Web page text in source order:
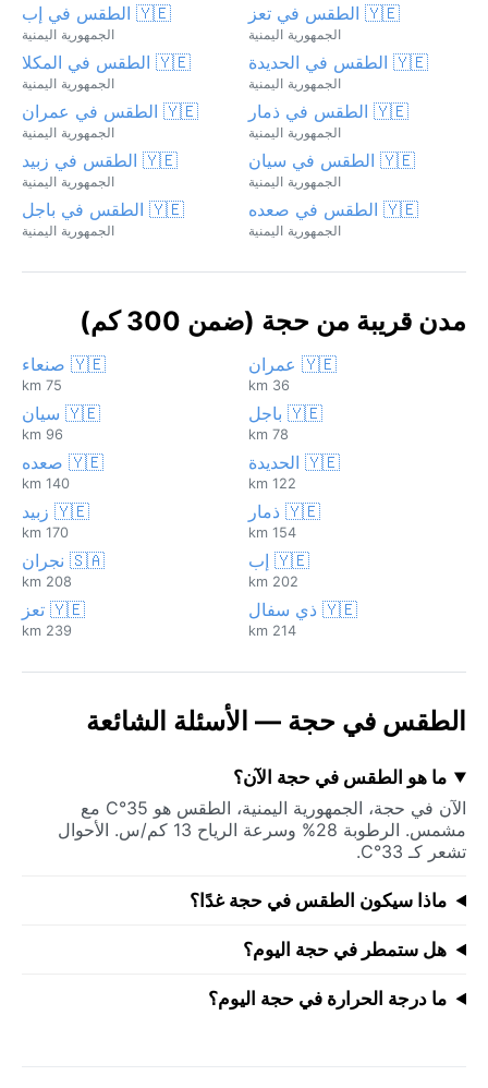
🇾🇪 الطقس في تعز
الجمهورية اليمنية
🇾🇪 الطقس في إب
الجمهورية اليمنية
🇾🇪 الطقس في الحديدة
الجمهورية اليمنية
🇾🇪 الطقس في المكلا
الجمهورية اليمنية
🇾🇪 الطقس في ذمار
الجمهورية اليمنية
🇾🇪 الطقس في عمران
الجمهورية اليمنية
🇾🇪 الطقس في سيان
الجمهورية اليمنية
🇾🇪 الطقس في زبيد
الجمهورية اليمنية
🇾🇪 الطقس في صعده
الجمهورية اليمنية
🇾🇪 الطقس في باجل
الجمهورية اليمنية
مدن قريبة من حجة (ضمن 300 كم)
🇾🇪 عمران
36 km
🇾🇪 صنعاء
75 km
🇾🇪 باجل
78 km
🇾🇪 سيان
96 km
🇾🇪 الحديدة
122 km
🇾🇪 صعده
140 km
🇾🇪 ذمار
154 km
🇾🇪 زبيد
170 km
🇾🇪 إب
202 km
🇸🇦 نجران
208 km
🇾🇪 ذي سفال
214 km
🇾🇪 تعز
239 km
الطقس في حجة — الأسئلة الشائعة
ما هو الطقس في حجة الآن؟
الآن في حجة، الجمهورية اليمنية، الطقس هو 35°C مع
مشمس. الرطوبة 28% وسرعة الرياح 13 كم/س. الأحوال
تشعر كـ 33°C.
ماذا سيكون الطقس في حجة غدًا؟
هل ستمطر في حجة اليوم؟
ما درجة الحرارة في حجة اليوم؟